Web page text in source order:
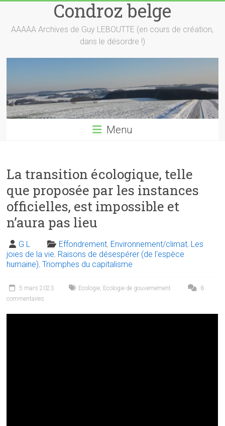
content
Condroz belge
AAAAA Archives de Guy LEBOUTTE (en cours de création,
dans le désordre !)
Menu
La transition écologique, telle
que proposée par les instances
officielles, est impossible et
n’aura pas lieu
G L Effondrement, Environnement/climat, Les
joies de la vie, Raisons de désespérer (de l'espèce
humaine),Triomphes du capitalisme
5 mars 2023 Ecologie, Ecologie de gouvernement
8
commentaires